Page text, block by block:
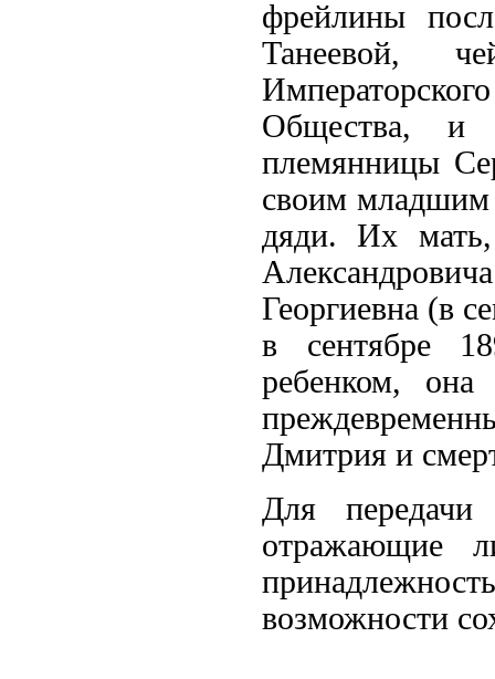
фрейлины
Танеевой,
Общества, и
племянницы
своим младшим
дяди. Их мать,
Георгиевна (в
в сентябре
ребенком, она
Дмитрия и
Для
отражающие
возможности